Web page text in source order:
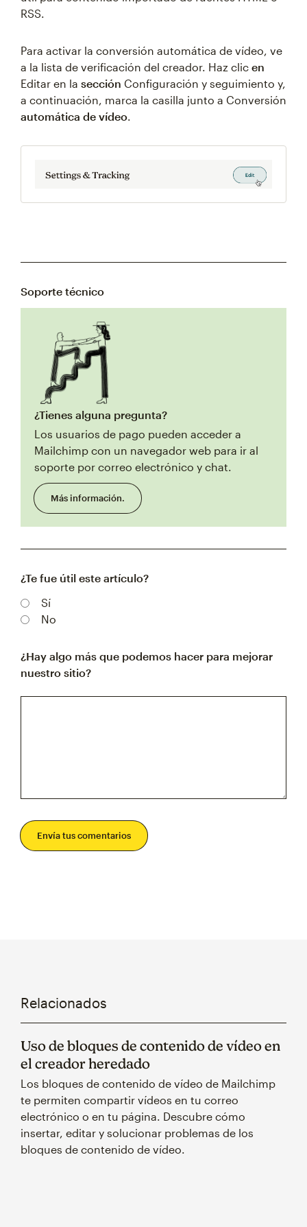
RSS.
Para activar la conversión automática de vídeo, ve
a la lista de verificación del creador. Haz clic en
Editar en la sección Configuración y seguimiento y,
a continuación, marca la casilla junto a Conversión
automática de vídeo.
Soporte técnico
¿Tienes alguna pregunta?
Los usuarios de pago pueden acceder a
Mailchimp con un navegador web para ir al
soporte por correo electrónico y chat.
Más información.
¿Te fue útil este artículo?
Sí
No
¿Hay algo más que podemos hacer para mejorar
nuestro sitio?
Envía tus comentarios
Relacionados
Uso de bloques de contenido de vídeo en
el creador heredado
Los bloques de contenido de vídeo de Mailchimp
te permiten compartir vídeos en tu correo
electrónico o en tu página. Descubre cómo
insertar, editar y solucionar problemas de los
bloques de contenido de vídeo.